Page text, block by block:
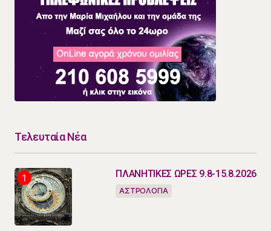
Τελευταία Νέα
ΠΛΑΝΗΤΙΚΕΣ ΩΡΕΣ 9.8-15.8.2026
ΑΣΤΡΟΛΟΓΙΑ